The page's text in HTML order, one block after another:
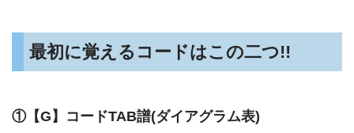
最初に覚えるコードはこの二つ!!
①【G】コードTAB譜(ダイアグラム表)